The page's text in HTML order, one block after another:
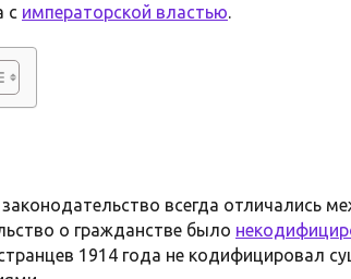
с императорской властью.
всегда отличались
о гражданстве было
1914 года не кодифицировал